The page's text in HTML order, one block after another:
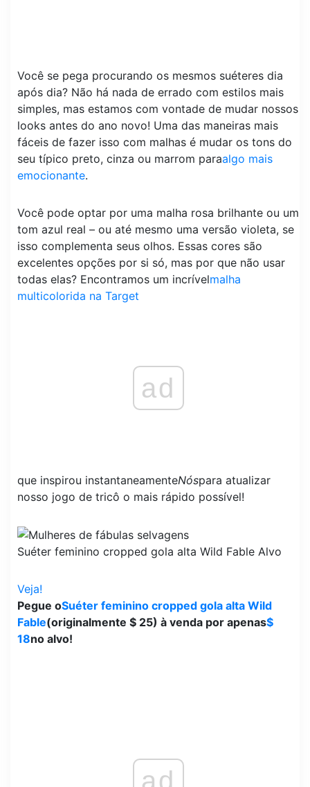
Você se pega procurando os mesmos suéteres dia
após dia? Não há nada de errado com estilos mais
simples, mas estamos com vontade de mudar nossos
looks antes do ano novo! Uma das maneiras mais
fáceis de fazer isso com malhas é mudar os tons do
seu típico preto, cinza ou marrom paraalgo mais
emocionante.
Você pode optar por uma malha rosa brilhante ou um
tom azul real – ou até mesmo uma versão violeta, se
isso complementa seus olhos. Essas cores são
excelentes opções por si só, mas por que não usar
todas elas? Encontramos um incrívelmalha
multicolorida na Target
ad
que inspirou instantaneamenteNóspara atualizar
nosso jogo de tricô o mais rápido possível!
Suéter feminino cropped gola alta Wild Fable Alvo
Veja!
Pegue oSuéter feminino cropped gola alta Wild
Fable(originalmente $ 25) à venda por apenas$
18no alvo!
ad